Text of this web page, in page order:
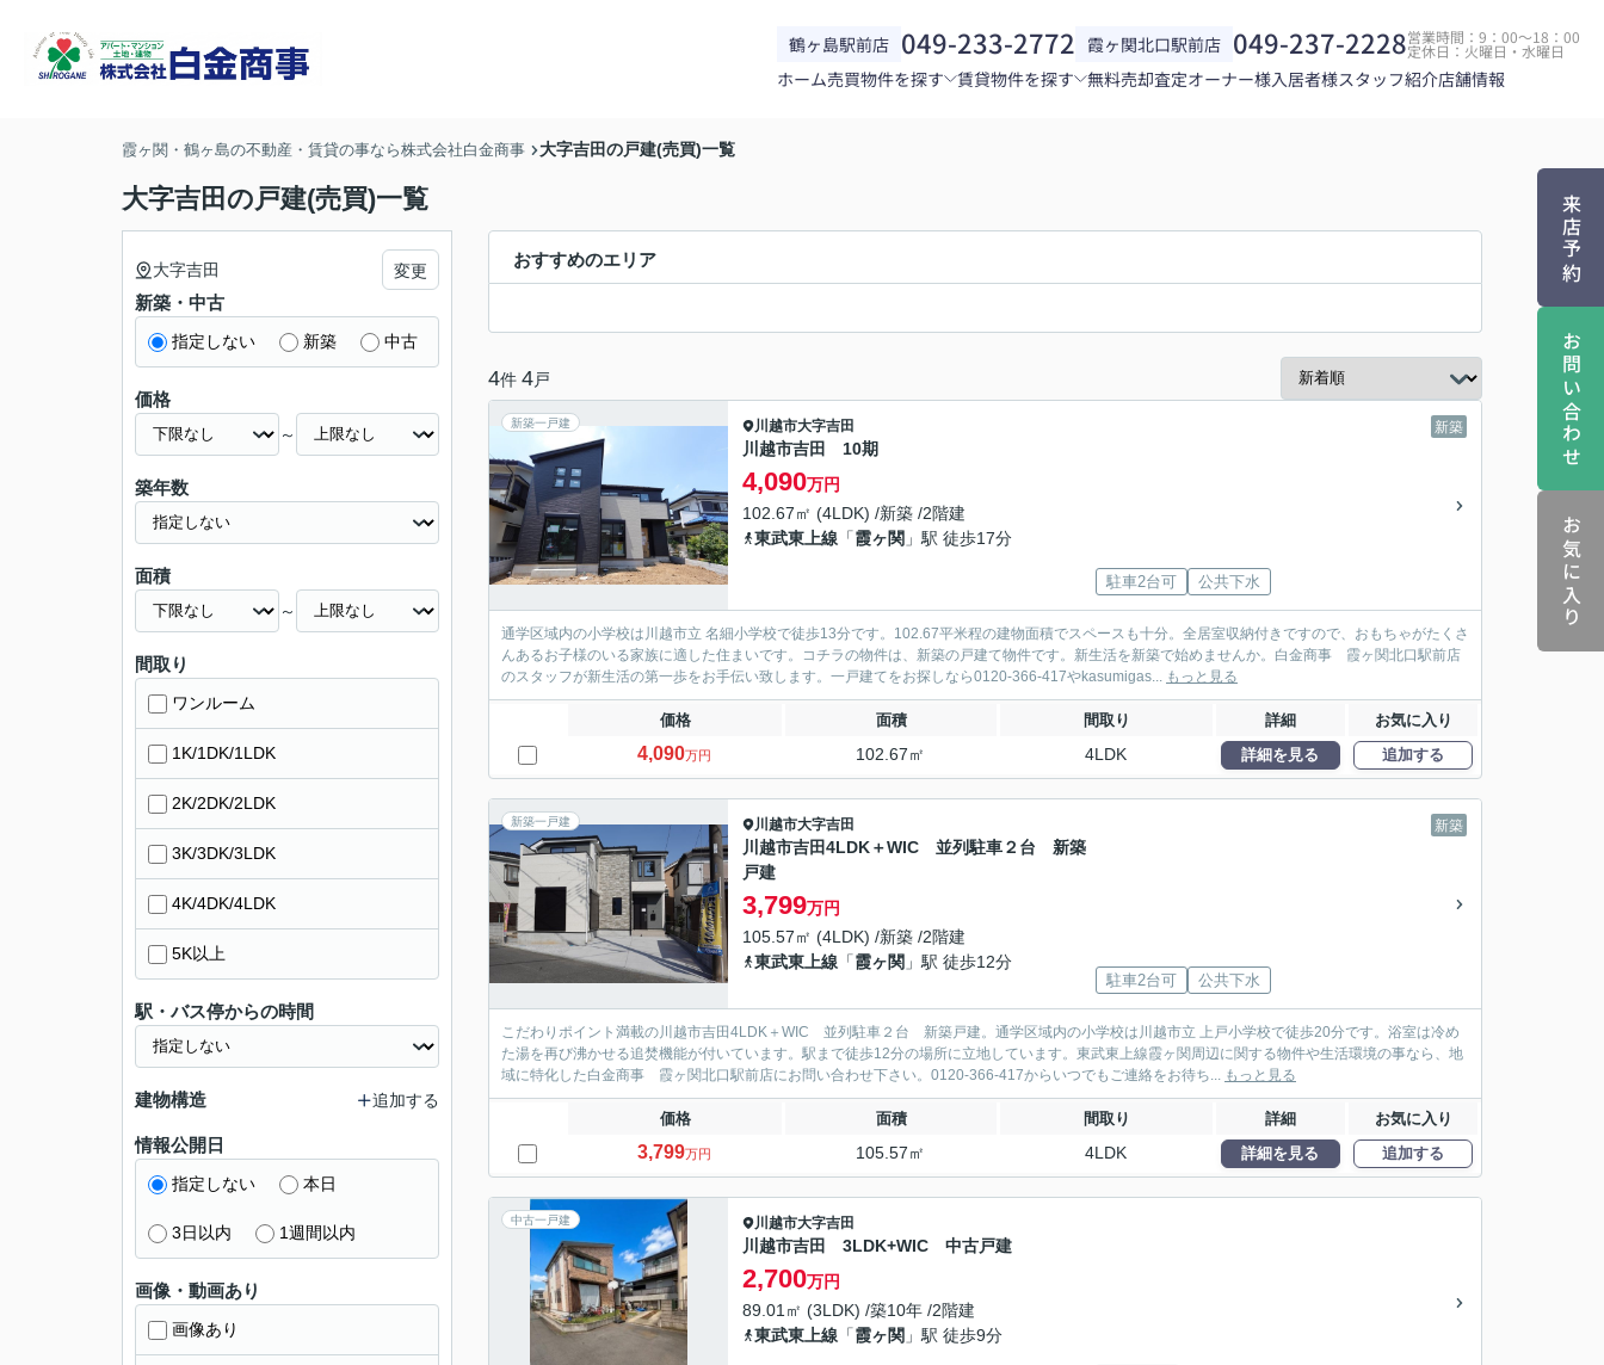
鶴ヶ島駅前店 049-233-2772 霞ヶ関北口駅前店 049-237-2228営業時間：9：00～18：00
定休日：火曜日・水曜日
ホーム売買物件を探す 賃貸物件を探す 無料売却査定オーナー様入居者様スタッフ紹介店舗情報
来店予約
お問い合わせ
お気に入り
霞ヶ関・鶴ヶ島の不動産・賃貸の事なら株式会社白金商事 大字吉田の戸建(売買)一覧
大字吉田の戸建(売買)一覧
おすすめのエリア
4件 4戸
新築一戸建 新築
川越市大字吉田
川越市吉田 10期
4,090万円
102.67㎡ (4LDK) /新築 /2階建
東武東上線 「霞ヶ関 」駅 徒歩17分
駐車2台可 公共下水
通学区域内の小学校は川越市立 名細小学校で徒歩13分です。102.67平米程の建物面積でスペースも十分。全居室収納付きですので、おもちゃがたくさ
んあるお子様のいる家族に適した住まいです。コチラの物件は、新築の戸建て物件です。新生活を新築で始めませんか。白金商事 霞ヶ関北口駅前店
のスタッフが新生活の第一歩をお手伝い致します。一戸建てをお探しなら0120-366-417やkasumigas... もっと見る
価格 面積 間取り 詳細 お気に入り
4,090万円 102.67㎡ 4LDK 詳細を見る 追加する
新築一戸建 新築
川越市大字吉田
川越市吉田4LDK＋WIC 並列駐車２台 新築
戸建
3,799万円
105.57㎡ (4LDK) /新築 /2階建
東武東上線 「霞ヶ関 」駅 徒歩12分
駐車2台可 公共下水
こだわりポイント満載の川越市吉田4LDK＋WIC 並列駐車２台 新築戸建。通学区域内の小学校は川越市立 上戸小学校で徒歩20分です。浴室は冷め
た湯を再び沸かせる追焚機能が付いています。駅まで徒歩12分の場所に立地しています。東武東上線霞ヶ関周辺に関する物件や生活環境の事なら、地
域に特化した白金商事 霞ヶ関北口駅前店にお問い合わせ下さい。0120-366-417からいつでもご連絡をお待ち... もっと見る
価格 面積 間取り 詳細 お気に入り
3,799万円 105.57㎡ 4LDK 詳細を見る 追加する
中古一戸建 川越市大字吉田
川越市吉田 3LDK+WIC 中古戸建
2,700万円
89.01㎡ (3LDK) /築10年 /2階建
東武東上線 「霞ヶ関 」駅 徒歩9分
大字吉田 変更
新築・中古
指定しない 新築 中古
価格
～
築年数
面積
～
間取り
ワンルーム
1K/1DK/1LDK
2K/2DK/2LDK
3K/3DK/3LDK
4K/4DK/4LDK
5K以上
駅・バス停からの時間
建物構造 追加する
情報公開日
指定しない 本日
3日以内 1週間以内
画像・動画あり
画像あり